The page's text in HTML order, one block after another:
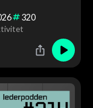
ledelse
320